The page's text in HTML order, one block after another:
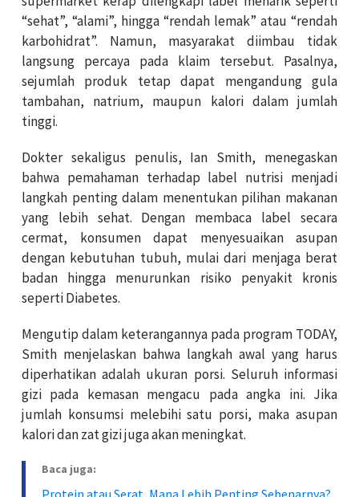
“sehat”, “alami”, hingga “rendah lemak” atau “rendah
karbohidrat”. Namun, masyarakat diimbau tidak
langsung percaya pada klaim tersebut. Pasalnya,
sejumlah produk tetap dapat mengandung gula
tambahan, natrium, maupun kalori dalam jumlah
tinggi.
Dokter sekaligus penulis, Ian Smith, menegaskan
bahwa pemahaman terhadap label nutrisi menjadi
langkah penting dalam menentukan pilihan makanan
yang lebih sehat. Dengan membaca label secara
cermat, konsumen dapat menyesuaikan asupan
dengan kebutuhan tubuh, mulai dari menjaga berat
badan hingga menurunkan risiko penyakit kronis
sepertiDiabetes.
Mengutip dalam keterangannya pada program TODAY,
Smith menjelaskan bahwa langkah awal yang harus
diperhatikan adalah ukuran porsi. Seluruh informasi
gizi pada kemasan mengacu pada angka ini. Jika
jumlah konsumsi melebihi satu porsi, maka asupan
kalori dan zat gizi juga akan meningkat.
Baca juga:
Protein atau Serat, Mana Lebih Penting Sebenarnya?